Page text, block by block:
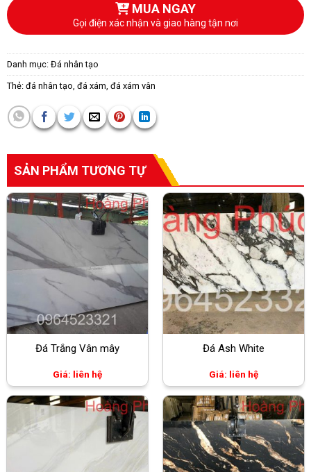
MUA NGAY
Gọi điện xác nhận và giao hàng tận nơi
Danh mục: Đá nhân tạo
Thẻ: đá nhân tạo đá xám đá xám vân
SẢN PHẨM TƯƠNG TỰ
Đá Trắng Vân mây
Giá: liên hệ
Đá Ash White
Giá: liên hệ